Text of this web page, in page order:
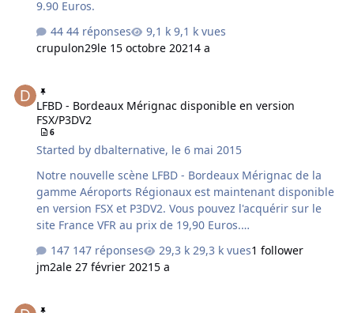
9.90 Euros.
44 réponses
9,1 k vues
crupulon29le 15 octobre 20214 a
LFBD - Bordeaux Mérignac disponible en version
FSX/P3DV2
6
Started bydbalternative, le 6 mai 2015
Notre nouvelle scène LFBD - Bordeaux Mérignac de la
gamme Aéroports Régionaux est maintenant disponible
en version FSX et P3DV2. Vous pouvez l'acquérir sur le
site France VFR au prix de 19,90 Euros.
http://www.francevfr.com/product_lfbdx.htm
147 réponses 29,3 k vues1 follower
jm2ale 27 février 20215 a